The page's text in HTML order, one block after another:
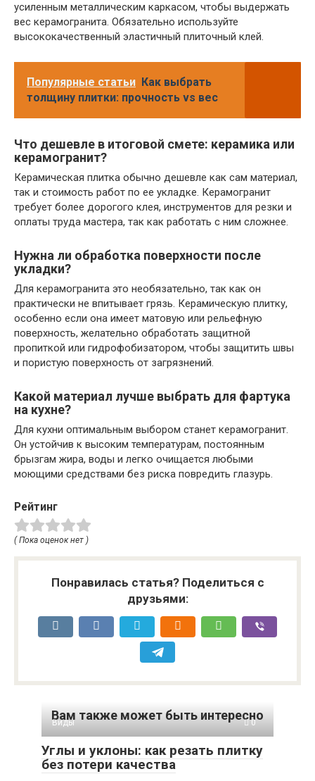
усиленным металлическим каркасом, чтобы выдержать
вес керамогранита. Обязательно используйте
высококачественный эластичный плиточный клей.
Популярные статьи Как выбрать
толщину плитки: прочность vs вес
Что дешевле в итоговой смете: керамика или
керамогранит?
Керамическая плитка обычно дешевле как сам материал,
так и стоимость работ по ее укладке. Керамогранит
требует более дорогого клея, инструментов для резки и
оплаты труда мастера, так как работать с ним сложнее.
Нужна ли обработка поверхности после
укладки?
Для керамогранита это необязательно, так как он
практически не впитывает грязь. Керамическую плитку,
особенно если она имеет матовую или рельефную
поверхность, желательно обработать защитной
пропиткой или гидрофобизатором, чтобы защитить швы
и пористую поверхность от загрязнений.
Какой материал лучше выбрать для фартука
на кухне?
Для кухни оптимальным выбором станет керамогранит.
Он устойчив к высоким температурам, постоянным
брызгам жира, воды и легко очищается любыми
моющими средствами без риска повредить глазурь.
Рейтинг
( Пока оценок нет )
Понравилась статья? Поделиться с
друзьями:
Вам также может быть интересно
Виды 0
Углы и уклоны: как резать плитку
без потери качества